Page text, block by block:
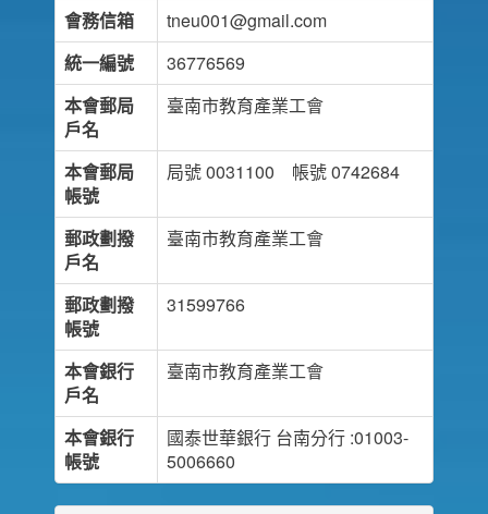
會務信箱
tneu001@gmail.com
統一編號
36776569
本會郵局
戶名
臺南市教育產業工會
本會郵局
帳號
局號 0031100 帳號 0742684
郵政劃撥
戶名
臺南市教育產業工會
郵政劃撥
帳號
31599766
本會銀行
戶名
臺南市教育產業工會
本會銀行
帳號
國泰世華銀行 台南分行 :01003-
5006660